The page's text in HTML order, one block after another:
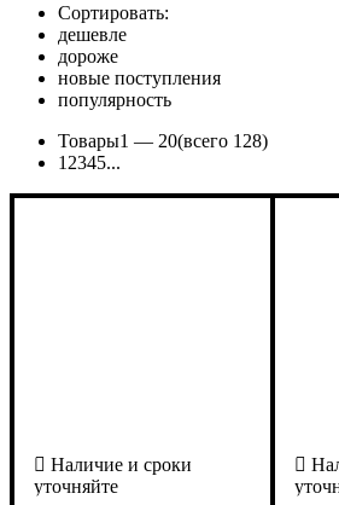
Сортировать:
дешевле
дороже
новые поступления
популярность
Товары1 — 20(всего 128)
1 2345...